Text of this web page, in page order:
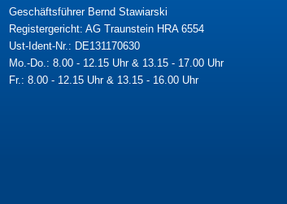
Geschäftsführer Bernd Stawiarski
Registergericht: AG Traunstein HRA 6554
Ust-Ident-Nr.: DE131170630
Mo.-Do.: 8.00 - 12.15 Uhr & 13.15 - 17.00 Uhr
Fr.: 8.00 - 12.15 Uhr & 13.15 - 16.00 Uhr